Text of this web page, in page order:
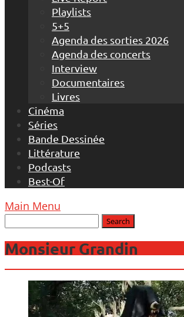
Playlists
5+5
Agenda des sorties 2026
Agenda des concerts
Interview
Documentaires
Livres
Cinéma
Séries
Bande Dessinée
Littérature
Podcasts
Best-Of
Main Menu
Monsieur Grandin